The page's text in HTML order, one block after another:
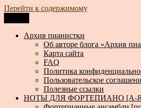
Перейти к содержимому
Архив пианистки
Всё для пианистов: ноты, книги,
Архив пианистки
Об авторе блога «Архив
Карта сайта
FAQ
Политика
Пользовательское
Полезные ссылки
НОТЫ ДЛЯ ФОРТЕПИАНО [А-